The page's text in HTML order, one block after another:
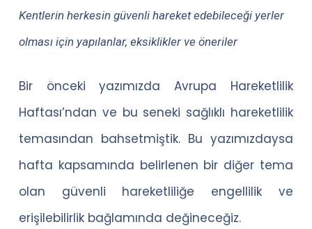
Kentlerin herkesin güvenli hareket edebileceği yerler
olması için yapılanlar, eksiklikler ve öneriler
Bir önceki yazımızda Avrupa Hareketlilik
Haftası’ndan ve bu seneki sağlıklı hareketlilik
temasından bahsetmiştik. Bu yazımızdaysa
hafta kapsamında belirlenen bir diğer tema
olan güvenli hareketliliğe engellilik ve
erişilebilirlik bağlamında değineceğiz.